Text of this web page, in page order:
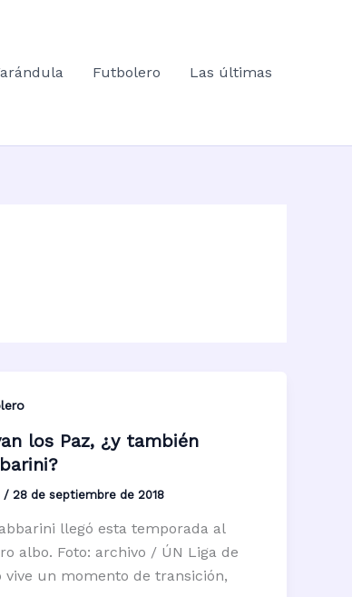
Futbolero Las últimas
los Paz, ¿y también
/28 de septiembre de 2018
llegó esta temporada al
albo. Foto: archivo / ÚN Liga de
vive un momento de transición,